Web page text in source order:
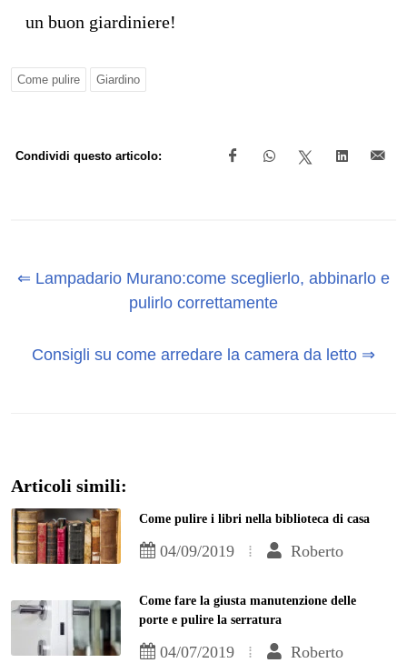
un buon giardiniere!
Come pulire Giardino
Condividi questo articolo:
⇐ Lampadario Murano:come sceglierlo, abbinarlo e
pulirlo correttamente
Consigli su come arredare la camera da letto ⇒
Articoli simili:
Come pulire i libri nella biblioteca di casa
04/09/2019 Roberto
Come fare la giusta manutenzione delle
porte e pulire la serratura
04/07/2019 Roberto